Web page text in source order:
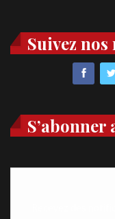
Suivez